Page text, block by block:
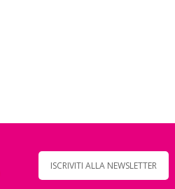
ISCRIVITI ALLA NEWSLETTER